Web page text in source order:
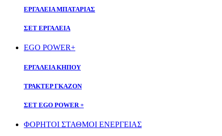
ΕΡΓΑΛΕΙΑ ΜΠΑΤΑΡΙΑΣ
ΣΕΤ ΕΡΓΑΛΕΙΑ
EGO POWER+
ΕΡΓΑΛΕΙΑ ΚΗΠΟΥ
ΤΡΑΚΤΕΡ ΓΚΑΖΟΝ
ΣΕΤ EGO POWER +
ΦΟΡΗΤΟΙ ΣΤΑΘΜΟΙ ΕΝΕΡΓΕΙΑΣ